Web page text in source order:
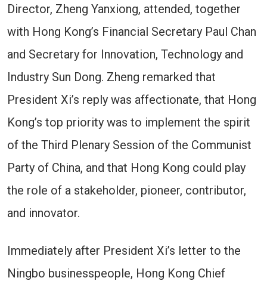
Director, Zheng Yanxiong, attended, together
with Hong Kong’s Financial Secretary Paul Chan
and Secretary for Innovation, Technology and
Industry Sun Dong. Zheng remarked that
President Xi’s reply was affectionate, that Hong
Kong’s top priority was to implement the spirit
of the Third Plenary Session of the Communist
Party of China, and that Hong Kong could play
the role of a stakeholder, pioneer, contributor,
and innovator.
Immediately after President Xi’s letter to the
Ningbo businesspeople, Hong Kong Chief